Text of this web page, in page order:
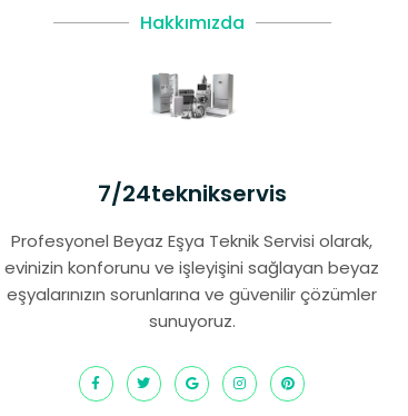
Hakkımızda
7/24teknikservis
Profesyonel Beyaz Eşya Teknik Servisi olarak,
evinizin konforunu ve işleyişini sağlayan beyaz
eşyalarınızın sorunlarına ve güvenilir çözümler
sunuyoruz.